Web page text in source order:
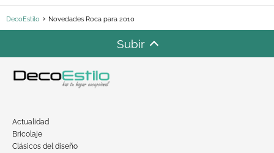
DecoEstilo Novedades Roca para 2010
Subir
Actualidad
Bricolaje
Clásicos del diseño